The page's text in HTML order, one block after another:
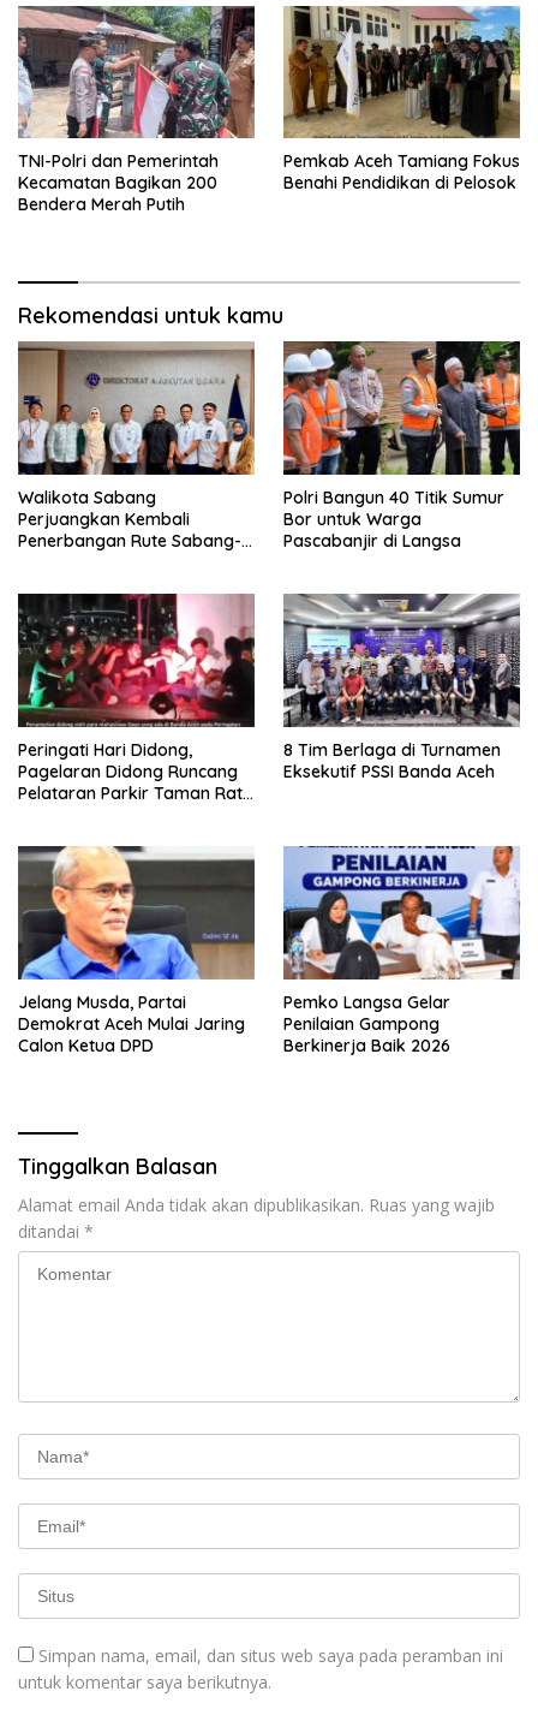
TNI-Polri dan Pemerintah
Kecamatan Bagikan 200
Bendera Merah Putih
Pemkab Aceh Tamiang Fokus
Benahi Pendidikan di Pelosok
Rekomendasi untuk kamu
Walikota Sabang
Perjuangkan Kembali
Penerbangan Rute Sabang-
Polri Bangun 40 Titik Sumur
Bor untuk Warga
Pascabanjir di Langsa
Peringati Hari Didong,
Pagelaran Didong Runcang
Pelataran Parkir Taman Ratu
8 Tim Berlaga di Turnamen
Eksekutif PSSI Banda Aceh
Jelang Musda, Partai
Demokrat Aceh Mulai Jaring
Calon Ketua DPD
Pemko Langsa Gelar
Penilaian Gampong
Berkinerja Baik 2026
Tinggalkan Balasan
Alamat email Anda tidak akan dipublikasikan. Ruas yang wajib
ditandai *
Simpan nama, email, dan situs web saya pada peramban ini
untuk komentar saya berikutnya.